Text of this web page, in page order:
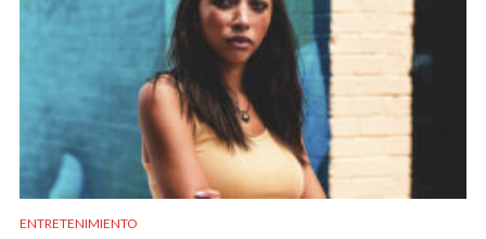
ENTRETENIMIENTO